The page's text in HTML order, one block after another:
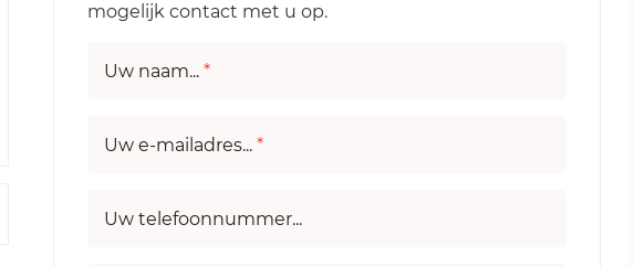
mogelijk contact met u op.
Uw naam... *
Uw e-mailadres... *
Uw telefoonnummer...